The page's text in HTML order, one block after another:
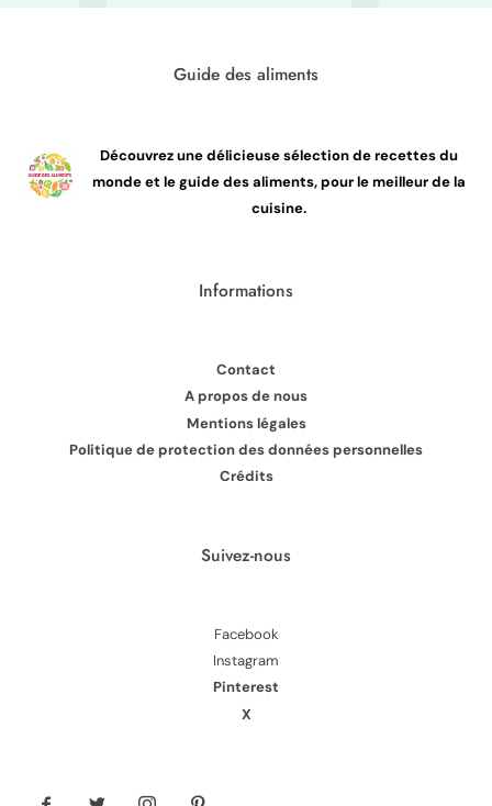
Guide des aliments
Découvrez une délicieuse sélection de recettes du
monde et le guide des aliments, pour le meilleur de la
cuisine.
Informations
Contact
A propos de nous
Mentions légales
Politique de protection des données personnelles
Crédits
Suivez-nous
Facebook
Instagram
Pinterest
X